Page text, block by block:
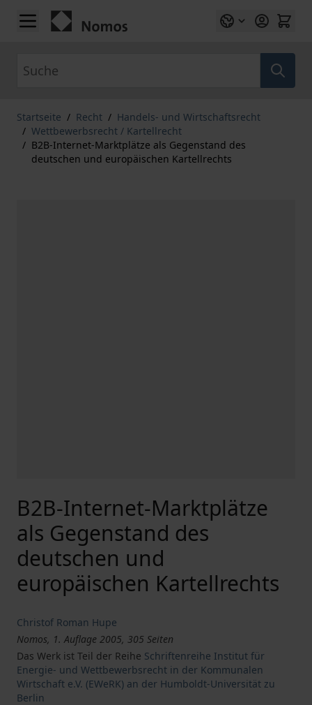
Zum Inhalt springen
Startseite / Recht / Handels- und Wirtschaftsrecht
/ Wettbewerbsrecht / Kartellrecht
/ B2B-Internet-Marktplätze als Gegenstand des
deutschen und europäischen Kartellrechts
B2B-Internet-Marktplätze
als Gegenstand des
deutschen und
europäischen Kartellrechts
Christof Roman Hupe
Nomos, 1. Auflage 2005, 305 Seiten
Das Werk ist Teil der Reihe Schriftenreihe Institut für
Energie- und Wettbewerbsrecht in der Kommunalen
Wirtschaft e.V. (EWeRK) an der Humboldt-Universität zu
Berlin